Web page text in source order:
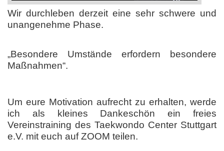
Wir durchleben derzeit eine sehr schwere und
unangenehme Phase.
„Besondere Umstände erfordern besondere
Maßnahmen“.
Um eure Motivation aufrecht zu erhalten, werde
ich als kleines Dankeschön ein freies
Vereinstraining des Taekwondo Center Stuttgart
e.V. mit euch auf ZOOM teilen.